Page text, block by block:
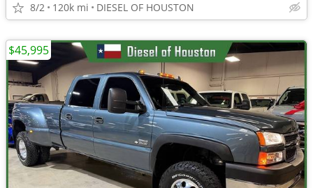
8/2 120k mi DIESEL OF HOUSTON
$45,995